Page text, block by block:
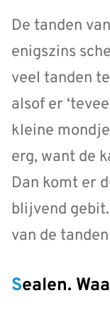
De tanden
enigszins
veel tanden
alsof er
kleine
erg, want de
Dan komt er
blijvend
van de
Sealen.